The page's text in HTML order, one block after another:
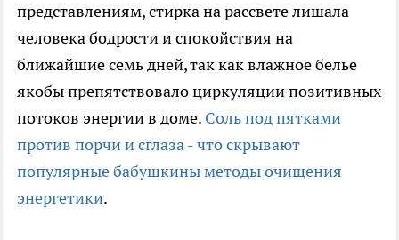
представлениям, стирка на рассвете лишала
человека бодрости и спокойствия на
ближайшие семь дней, так как влажное белье
якобы препятствовало циркуляции позитивных
потоков энергии в доме. Соль под пятками
против порчи и сглаза - что скрывают
популярные бабушкины методы очищения
энергетики.